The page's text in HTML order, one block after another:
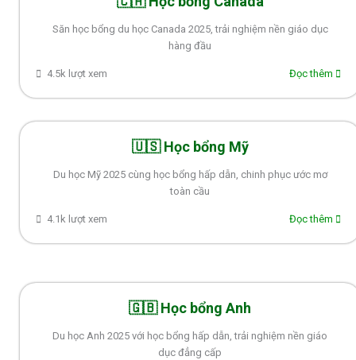
Săn học bổng du học Canada 2025, trải nghiệm nền giáo dục
hàng đầu
4.5k lượt xem Đọc thêm
🇺🇸 Học bổng Mỹ
Du học Mỹ 2025 cùng học bổng hấp dẫn, chinh phục ước mơ
toàn cầu
4.1k lượt xem Đọc thêm
🇬🇧 Học bổng Anh
Du học Anh 2025 với học bổng hấp dẫn, trải nghiệm nền giáo
dục đẳng cấp